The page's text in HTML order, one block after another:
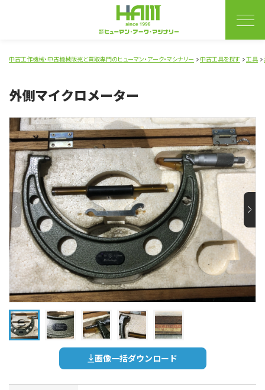
中古工作機械・中古機械販売と買取専門のヒューマン・アーク・マシナリー 中古工具を探す 工具
外側マイクロメーター
画像一括ダウンロード